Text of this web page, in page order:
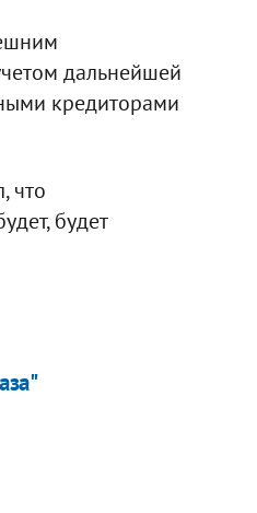
дальнейшей
кредиторами
что
будет